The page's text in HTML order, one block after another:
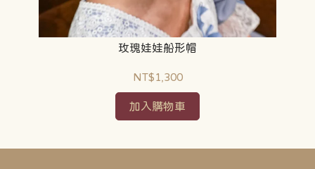
玫瑰娃娃船形帽
NT$1,300
加入購物車